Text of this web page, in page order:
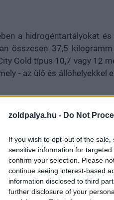
zoldpalya.hu - Do Not
If you wish to opt-out of the
sensitive information for
confirm your selection. Please
continue seeing interest-based
information disclosed to third
further disclosure of your
a hidrogéntartályokat
összesen 37,5
Gold típus 10,7 vagy 12
- az ülő és állóhelyekkel